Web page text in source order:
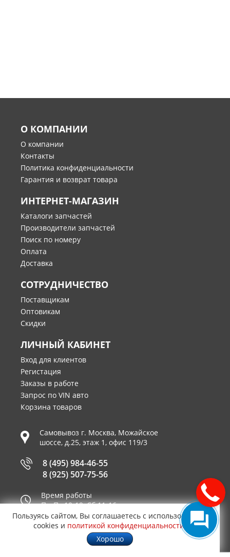
О КОМПАНИИ
О компании
Контакты
Политика конфиденциальности
Гарантия и возврат товара
ИНТЕРНЕТ-МАГАЗИН
Каталоги запчастей
Производители запчастей
Поиск по номеру
Оплата
Доставка
СОТРУДНИЧЕСТВО
Поставщикам
Оптовикам
Скидки
ЛИЧНЫЙ КАБИНЕТ
Вход для клиентов
Регистация
Заказы в работе
Запрос по VIN авто
Корзина товаров
Самовывоз г. Москва, Можайское
шоссе, д.25, этаж 1, офис 119/3
8 (495) 984-46-55
8 (925) 507-75-56
Время работы
Пн-Пт 10-19, Сб 11-16
Принимаем к оплате
Пользуясь сайтом, Вы соглашаетесь с использованием
cookies и политикой конфиденциальности
Хорошо